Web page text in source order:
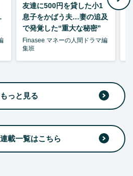
友達に500円を貸した小1
息子をかばう夫…妻の追及
で発覚した“重大な秘密”
Finasee マネーの人間ドラマ編
集班
もっと見る
載一覧はこちら